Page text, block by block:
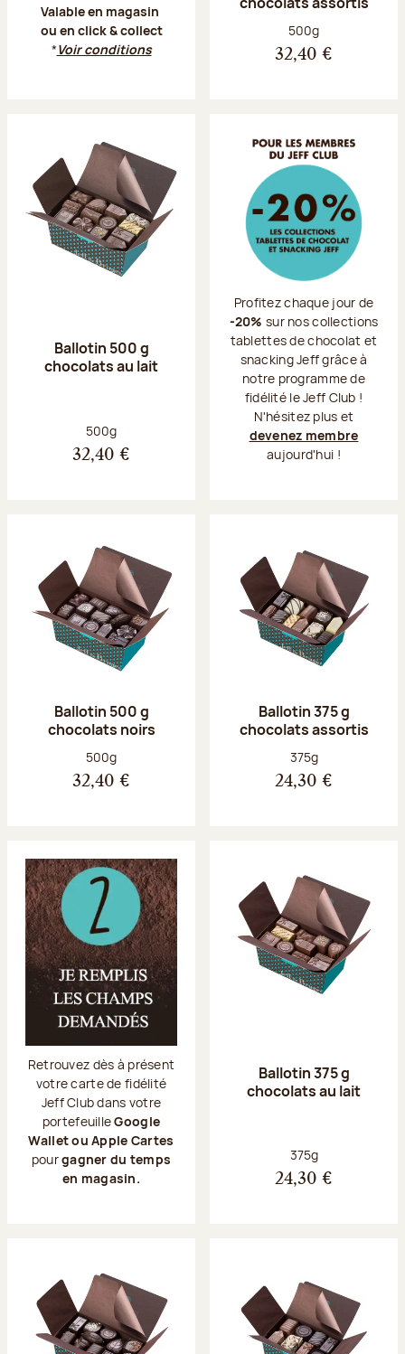
Valable en magasin
ou en click & collect
*Voir conditions
Poids net :
500g
32,40 €
Ballotin 500 g
chocolats au lait
Poids net :
500g
32,40 €
Profitez chaque jour de
-20% sur nos collections
tablettes de chocolat et
snacking Jeff grâce à
notre programme de
fidélité le Jeff Club !
N'hésitez plus et
devenez membre
aujourd'hui !
Ballotin 500 g
chocolats noirs
Poids net :
500g
32,40 €
Ballotin 375 g
chocolats assortis
Poids net :
375g
24,30 €
Retrouvez dès à présent
votre carte de fidélité
Jeff Club dans votre
portefeuilleGoogle
Wallet ou Apple Cartes
pourgagner du temps
en magasin.
Ballotin 375 g
chocolats au lait
Poids net :
375g
24,30 €